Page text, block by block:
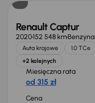
Renault Captur
2020152 548 kmBenzyna
Auta krajowe 1.0 TCe
+2 kolejnych
Miesięczna rata
od 315 zł
Cena